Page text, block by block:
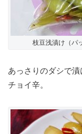
枝豆浅漬け（パ
あっさりのダシで
チョイ辛。